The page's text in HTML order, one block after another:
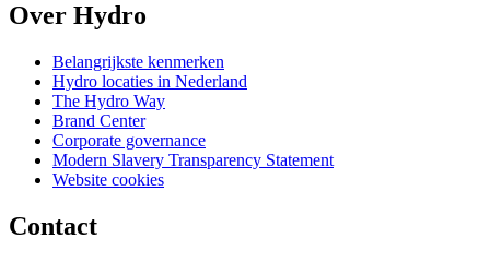
Over Hydro
Belangrijkste kenmerken
Hydro locaties in Nederland
The Hydro Way
Brand Center
Corporate governance
Modern Slavery Transparency Statement
Website cookies
Contact